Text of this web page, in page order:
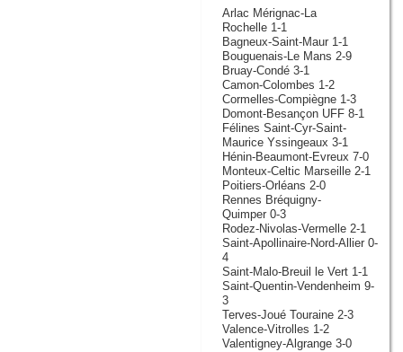
Arlac Mérignac-La
Rochelle 1-1
Bagneux-Saint-Maur 1-1
Bouguenais-Le Mans 2-9
Bruay-Condé 3-1
Camon-Colombes 1-2
Cormelles-Compiègne 1-3
Domont-Besançon UFF 8-1
Félines Saint-Cyr-Saint-
Maurice Yssingeaux 3-1
Hénin-Beaumont-Evreux 7-0
Monteux-Celtic Marseille 2-1
Poitiers-Orléans 2-0
Rennes Bréquigny-
Quimper 0-3
Rodez-Nivolas-Vermelle 2-1
Saint-Apollinaire-Nord-Allier 0-
4
Saint-Malo-Breuil le Vert 1-1
Saint-Quentin-Vendenheim 9-
3
Terves-Joué Touraine 2-3
Valence-Vitrolles 1-2
Valentigney-Algrange 3-0